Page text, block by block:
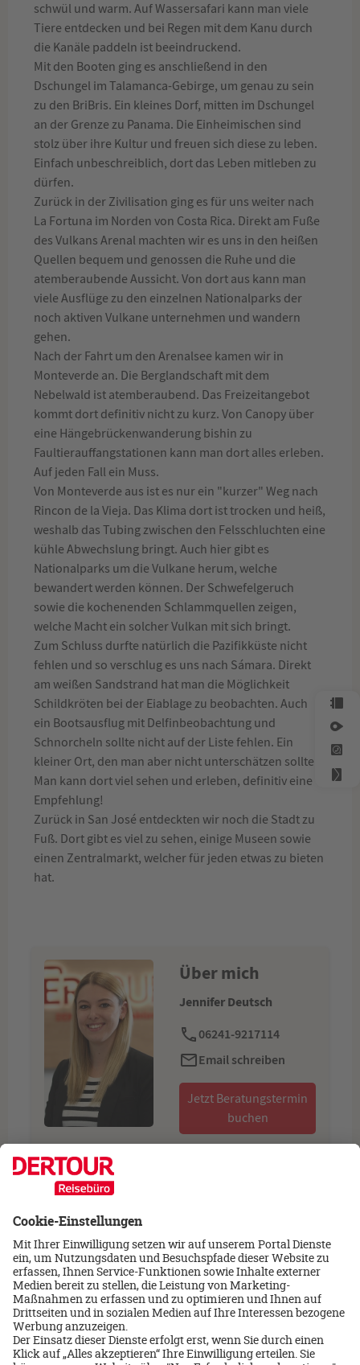
schwül und warm. Auf Wassersafari kann man viele
Tiere entdecken und bei Regen mit dem Kanu durch
die Kanäle paddeln ist beeindruckend.
Mit den Booten ging es anschließend in den
Dschungel im Talamanca-Gebirge, um genau zu sein
zu den BriBris. Ein kleines Dorf, mitten im Dschungel
an der Grenze zu Panama. Die Einheimischen sind
stolz über ihre Kultur und freuen sich diese zu leben.
Einfach unbeschreiblich, dort das Leben mitleben zu
dürfen.
Zurück in der Zivilisation ging es für uns weiter nach
La Fortuna im Norden von Costa Rica. Direkt am Fuße
des Vulkans Arenal machten wir es uns in den heißen
Quellen bequem und genossen die Ruhe und die
atemberaubende Aussicht. Von dort aus kann man
viele Ausflüge zu den einzelnen Nationalparks der
noch aktiven Vulkane unternehmen und wandern
gehen.
Nach der Fahrt um den Arenalsee kamen wir in
Monteverde an. Die Berglandschaft mit dem
Nebelwald ist atemberaubend. Das Freizeitangebot
kommt dort definitiv nicht zu kurz. Von Canopy über
eine Hängebrückenwanderung bishin zu
Faultierauffangstationen kann man dort alles erleben.
Auf jeden Fall ein Muss.
Von Monteverde aus ist es nur ein "kurzer" Weg nach
Rincon de la Vieja. Das Klima dort ist trocken und heiß,
weshalb das Tubing zwischen den Felsschluchten eine
kühle Abwechslung bringt. Auch hier gibt es
Nationalparks um die Vulkane herum, welche
bewandert werden können. Der Schwefelgeruch
sowie die kochenenden Schlammquellen zeigen,
welche Macht ein solcher Vulkan mit sich bringt.
Zum Schluss durfte natürlich die Pazifikküste nicht
fehlen und so verschlug es uns nach Sámara. Direkt
am weißen Sandstrand hat man die Möglichkeit
Schildkröten bei der Eiablage zu beobachten. Auch
ein Bootsausflug mit Delfinbeobachtung und
Schnorcheln sollte nicht auf der Liste fehlen. Ein
kleiner Ort, den man aber nicht unterschätzen sollte.
Man kann dort viel sehen und erleben, definitiv eine
Empfehlung!
Zurück in San José entdeckten wir noch die Stadt zu
Fuß. Dort gibt es viel zu sehen, einige Museen sowie
einen Zentralmarkt, welcher für jeden etwas zu bieten
hat.
Über mich
Jennifer Deutsch
06241-9217114
Email schreiben
Jetzt Beratungstermin
buchen
‹